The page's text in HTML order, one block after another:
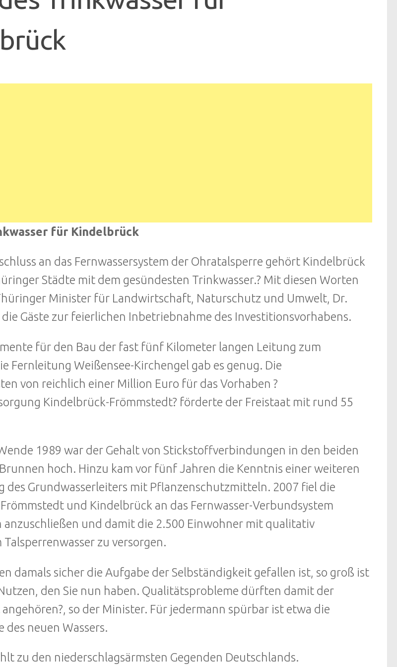
für Kindelbrück
an das Fernwassersystem der Ohratalsperre gehört Kindelbrück
Städte mit dem gesündesten Trinkwasser.? Mit diesen Worten
Minister für Landwirtschaft, Naturschutz und Umwelt, Dr.
die Gäste zur feierlichen Inbetriebnahme des Investitionsvorhabens.
für den Bau der fast fünf Kilometer langen Leitung zum
Fernleitung Weißensee-Kirchengel gab es genug. Die
von reichlich einer Million Euro für das Vorhaben ?
Kindelbrück-Frömmstedt? förderte der Freistaat mit rund 55
1989 war der Gehalt von Stickstoffverbindungen in den beiden
hoch. Hinzu kam vor fünf Jahren die Kenntnis einer weiteren
des Grundwasserleiters mit Pflanzenschutzmitteln. 2007 fiel die
und Kindelbrück an das Fernwasser-Verbundsystem
und damit die 2.500 Einwohner mit qualitativ
zu versorgen.
damals sicher die Aufgabe der Selbständigkeit gefallen ist, so groß ist
den Sie nun haben. Qualitätsprobleme dürften damit der
so der Minister. Für jedermann spürbar ist etwa die
des neuen Wassers.
zu den niederschlagsärmsten Gegenden Deutschlands.